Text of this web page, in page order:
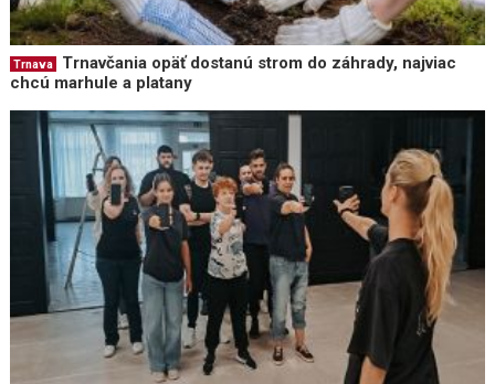
Trnava
Trnavčania opäť dostanú strom do záhrady, najviac
chcú marhule a platany